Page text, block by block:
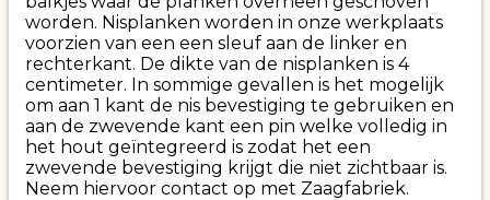
worden. Nisplanken worden in onze werkplaats
voorzien van een een sleuf aan de linker en
rechterkant. De dikte van de nisplanken is 4
centimeter. In sommige gevallen is het mogelijk
om aan 1 kant de nis bevestiging te gebruiken en
aan de zwevende kant een pin welke volledig in
het hout geïntegreerd is zodat het een
zwevende bevestiging krijgt die niet zichtbaar is.
Neem hiervoor contact op met Zaagfabriek.